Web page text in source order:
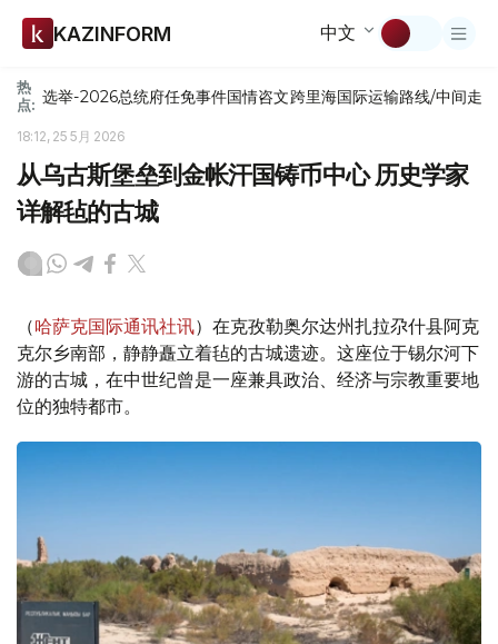
KAZINFORM 中文
热
点: 选举-2026总统府任免事件国情咨文跨里海国际运输路线/中间走廊
18:12, 25 5月 2026
从乌古斯堡垒到金帐汗国铸币中心 历史学家
详解毡的古城
（哈萨克国际通讯社讯）在克孜勒奥尔达州扎拉尕什县阿克
克尔乡南部，静静矗立着毡的古城遗迹。这座位于锡尔河下
游的古城，在中世纪曾是一座兼具政治、经济与宗教重要地
位的独特都市。